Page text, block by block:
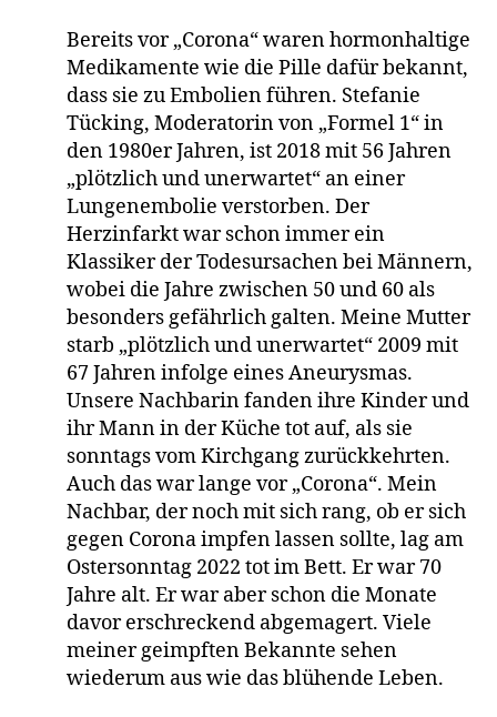
Bereits vor „Corona“ waren hormonhaltige
Medikamente wie die Pille dafür bekannt,
dass sie zu Embolien führen. Stefanie
Tücking, Moderatorin von „Formel 1“ in
den 1980er Jahren, ist 2018 mit 56 Jahren
„plötzlich und unerwartet“ an einer
Lungenembolie verstorben. Der
Herzinfarkt war schon immer ein
Klassiker der Todesursachen bei Männern,
wobei die Jahre zwischen 50 und 60 als
besonders gefährlich galten. Meine Mutter
starb „plötzlich und unerwartet“ 2009 mit
67 Jahren infolge eines Aneurysmas.
Unsere Nachbarin fanden ihre Kinder und
ihr Mann in der Küche tot auf, als sie
sonntags vom Kirchgang zurückkehrten.
Auch das war lange vor „Corona“. Mein
Nachbar, der noch mit sich rang, ob er sich
gegen Corona impfen lassen sollte, lag am
Ostersonntag 2022 tot im Bett. Er war 70
Jahre alt. Er war aber schon die Monate
davor erschreckend abgemagert. Viele
meiner geimpften Bekannte sehen
wiederum aus wie das blühende Leben.